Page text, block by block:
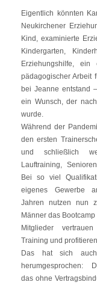
Eigentlich könnten
Neukirchener
Kind, examinierte
Kindergarten,
Erziehungshilfe,
pädagogischer Arbeit
bei Jeanne entstand
ein Wunsch, der
wurde.
Während der
den ersten
und schließlich
Lauftraining,
Bei so viel
eigenes Gewerbe
Jahren nutzen nun
Männer das
Mitglieder
Training und
Das hat sich
herumgesprochen:
das ohne